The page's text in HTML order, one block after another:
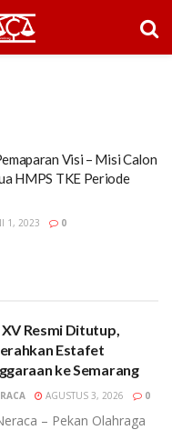
Visi – Misi Calon
HMPS TKE Periode
1, 2023 0
XV Resmi Ditutup,
Estafet
ke Semarang
AGUSTUS 3, 2026 0
– Pekan Olahraga